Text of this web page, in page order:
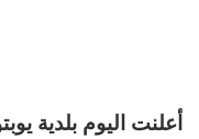
أعلنت اليوم بلدية